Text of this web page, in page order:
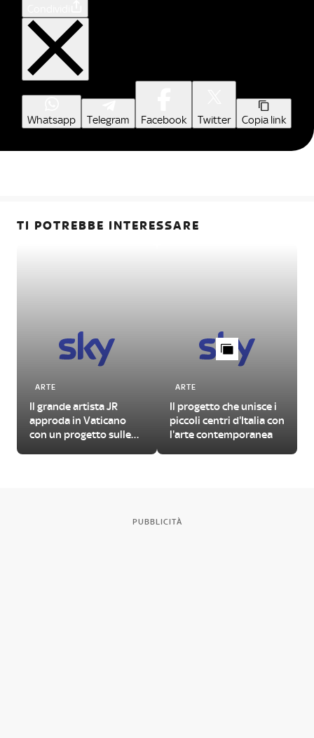
Whatsapp Telegram Facebook Twitter Copia link
TI POTREBBE INTERESSARE
ARTE
Il grande artista JR
approda in Vaticano
con un progetto sulle
ARTE
Il progetto che unisce i
piccoli centri d'Italia con
l'arte contemporanea
PUBBLICITÀ